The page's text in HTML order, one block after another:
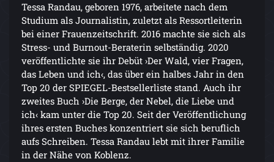
Tessa Randau, geboren 1976, arbeitete nach dem
Studium als Journalistin, zuletzt als Ressortleiterin
bei einer Frauenzeitschrift. 2016 machte sie sich als
Stress- und Burnout-Beraterin selbständig. 2020
veröffentlichte sie ihr Debüt ›Der Wald, vier Fragen,
das Leben und ich‹, das über ein halbes Jahr in den
Top 20 der SPIEGEL-Bestsellerliste stand. Auch ihr
zweites Buch ›Die Berge, der Nebel, die Liebe und
ich‹ kam unter die Top 20. Seit der Veröffentlichung
ihres ersten Buches konzentriert sie sich beruflich
aufs Schreiben. Tessa Randau lebt mit ihrer Familie
in der Nähe von Koblenz.